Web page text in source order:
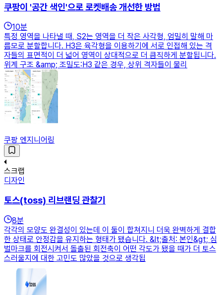
쿠팡이 '공간 색인'으로 로켓배송 개선한 방법
10분
특정 영역을 나타낼 때, S2는 영역을 더 작은 사각형, 엄밀히 말해 마
름모로 분할합니다. H3은 육각형을 이용하기에 서로 인접해 있는 격
자들의 표면적이 더 넓어 영역이 상대적으로 더 큼직하게 분할됩니다.
위계 구조 &amp; 조밀도:H3 같은 경우, 상위 격자들이 물리
쿠팡 엔지니어링
스크랩
디자인
토스(toss) 리브랜딩 관찰기
8분
각각의 모양도 완결성이 있는데 이 둘이 합쳐지니 더욱 완벽하게 결합
한 상태로 안정감을 유지하는 형태가 됐습니다. &lt;출처: 본인&gt; 심
벌마크를 회전시켜서 돌출된 회전축이 어떤 각도가 됐을 때가 더 토스
스러울지에 대한 고민도 많았을 것으로 생각됩